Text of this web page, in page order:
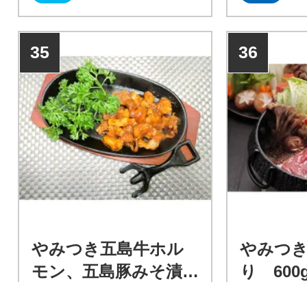
35
やみつき五島牛ホル
モン、五島豚みそ漬
36
やみつ
り